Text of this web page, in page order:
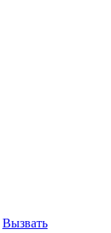
Вызвать